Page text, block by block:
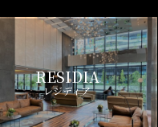
RESIDIA
レジディア